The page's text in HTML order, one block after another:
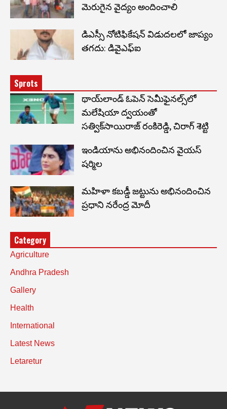
మెరుగైన వైద్యం అందించాలి
డిఎస్సీ నోటిఫికేషన్ విడుదలలో జాప్యం
తగదు: డివైఎఫ్ఐ
Sprots
థాయ్‌లాండ్ ఓపెన్ సెమీఫైనల్స్‌లో
మలేషియా ద్వయంతో
సత్విక్‌సాయిరాజ్ రంకిరెడ్డి, చిరాగ్ శెట్టి
ఇండియాను అభినందించిన వైయస్
షర్మిల
మహిళా కబడ్డీ జట్టును అభినందించిన
ప్రధాని నరేంద్ర మోదీ
Category
Agriculture
Andhra Pradesh
Gallery
Health
International
Latest News
Letaretur